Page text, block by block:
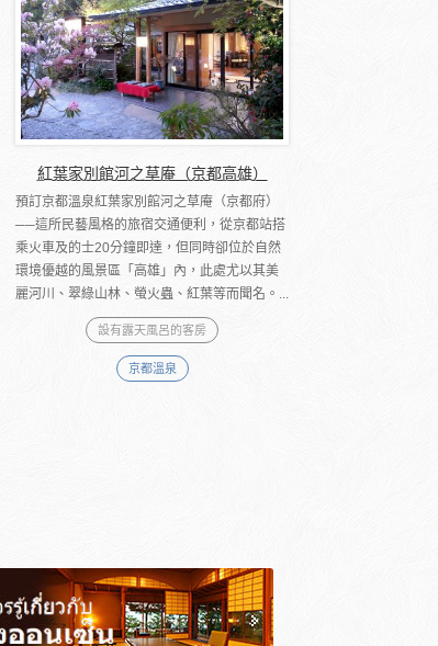
紅葉家別館河之草庵（京都高雄）
預訂京都溫泉紅葉家別館河之草庵（京都府）
──這所民藝風格的旅宿交通便利，從京都站搭
乘火車及的士20分鐘即達，但同時卻位於自然
環境優越的風景區「高雄」內，此處尤以其美
麗河川、翠綠山林、螢火蟲、紅葉等而聞名。...
設有露天風呂的客房
京都溫泉